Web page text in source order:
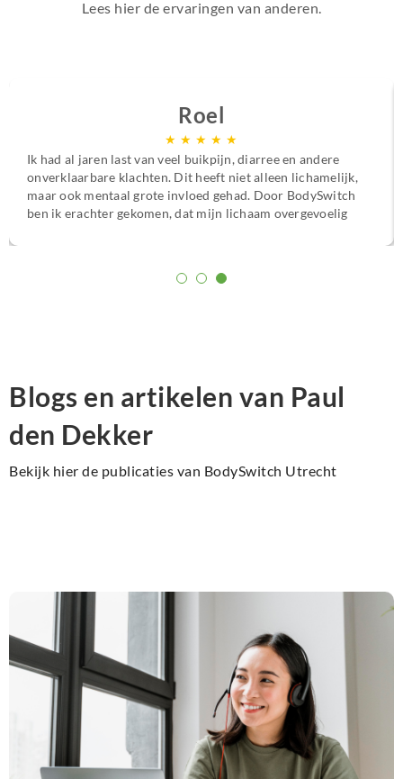
Lees hier de ervaringen van anderen.
Roel
★ ★ ★ ★ ★
Ik had al jaren last van veel buikpijn, diarree en andere
onverklaarbare klachten. Dit heeft niet alleen lichamelijk,
maar ook mentaal grote invloed gehad. Door BodySwitch
ben ik erachter gekomen, dat mijn lichaam overgevoelig
Blogs en artikelen van Paul
den Dekker
Bekijk hier de publicaties van BodySwitch Utrecht